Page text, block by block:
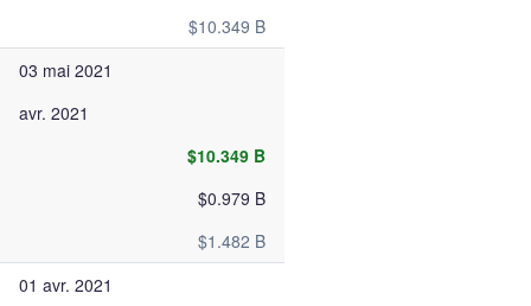
$10.349 B
03 mai 2021
avr. 2021
$10.349 B
$0.979 B
$1.482 B
01 avr. 2021